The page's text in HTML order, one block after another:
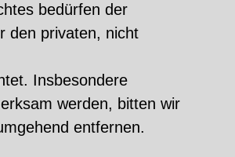
bedürfen der
den privaten, nicht
Insbesondere
werden, bitten wir
entfernen.